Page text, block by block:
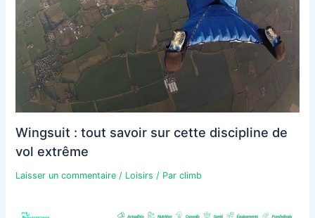
Wingsuit : tout savoir sur cette discipline de
vol extrême
Laisser un commentaire / Loisirs / Parclimb